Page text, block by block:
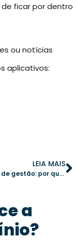
ficar por dentro
ou notícias
aplicativos:
LEIA MAIS
Aplicativo de gestão: por que modernizar a administração condominial é essencial
a